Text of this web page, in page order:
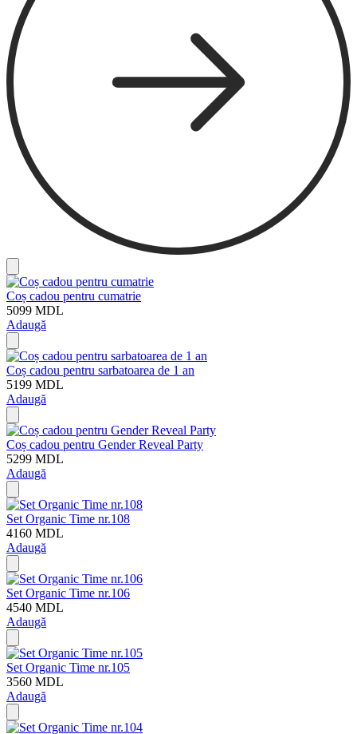
Coș cadou pentru cumatrie
5099 MDL
Adaugă
Coș cadou pentru sarbatoarea de 1 an
5199 MDL
Adaugă
Coș cadou pentru Gender Reveal Party
5299 MDL
Adaugă
Set Organic Time nr.108
4160 MDL
Adaugă
Set Organic Time nr.106
4540 MDL
Adaugă
Set Organic Time nr.105
3560 MDL
Adaugă